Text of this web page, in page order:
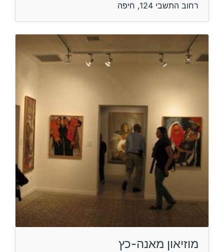
רחוב התשבי 124, חיפה
מוזיאון מאנה-כץ